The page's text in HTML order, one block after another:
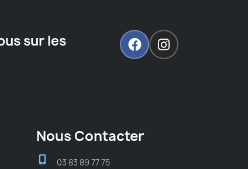
sur les
Nous Contacter
03 83 89 77 75